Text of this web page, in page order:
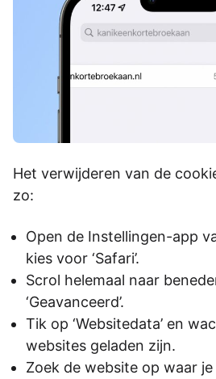
Het verwijderen van de
zo:
Open de Instellingen-app
kies voor ‘Safari’.
Scrol helemaal naar
‘Geavanceerd’.
Tik op ‘Websitedata’ en
websites geladen zijn.
Zoek de website op waar